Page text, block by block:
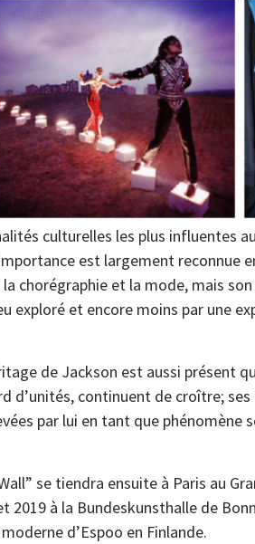
culturelles les plus influentes
est largement reconnue
chorégraphie et la mode, mais
exploré et encore moins par une
de Jackson est aussi présent
d’unités, continuent de croître;
par lui en tant que phénomène
se tiendra ensuite à Paris au
2019 à la Bundeskunsthalle de
d’Espoo en Finlande.